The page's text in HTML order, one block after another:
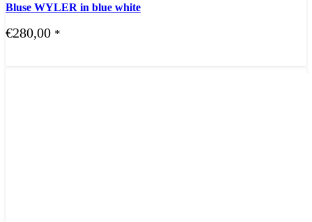
Bluse WYLER in blue white
€280,00 *